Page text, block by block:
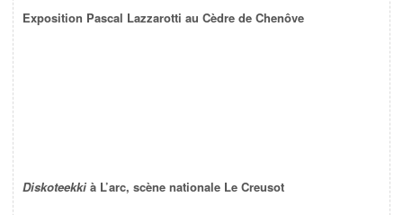
Exposition Pascal Lazzarotti au Cèdre de Chenôve
Diskoteekki à L’arc, scène nationale Le Creusot